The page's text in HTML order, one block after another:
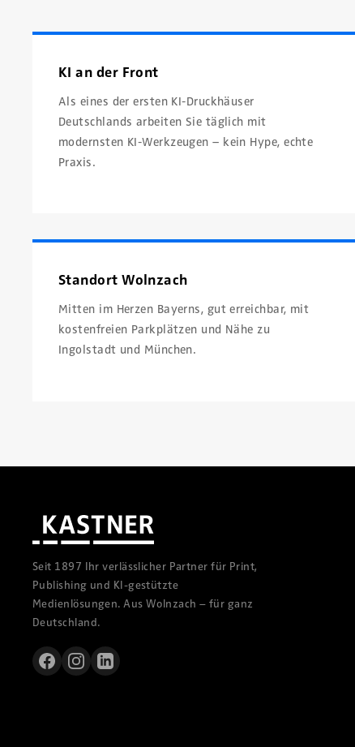
KI an der Front
Als eines der ersten KI-Druckhäuser
Deutschlands arbeiten Sie täglich mit
modernsten KI-Werkzeugen – kein Hype, echte
Praxis.
Standort Wolnzach
Mitten im Herzen Bayerns, gut erreichbar, mit
kostenfreien Parkplätzen und Nähe zu
Ingolstadt und München.
Seit 1897 Ihr verlässlicher Partner für Print,
Publishing und KI-gestützte
Medienlösungen. Aus Wolnzach – für ganz
Deutschland.